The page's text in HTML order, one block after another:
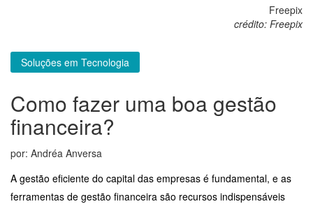
Freepix
crédito: Freepix
Soluções em Tecnologia
Como fazer uma boa gestão
financeira?
por: Andréa Anversa
A gestão eficiente do capital das empresas é fundamental, e as
ferramentas de gestão financeira são recursos indispensáveis